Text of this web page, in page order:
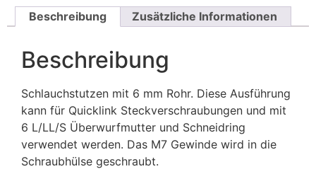
Beschreibung Zusätzliche Informationen
Beschreibung
Schlauchstutzen mit 6 mm Rohr. Diese Ausführung
kann für Quicklink Steckverschraubungen und mit
6 L/LL/S Überwurfmutter und Schneidring
verwendet werden. Das M7 Gewinde wird in die
Schraubhülse geschraubt.